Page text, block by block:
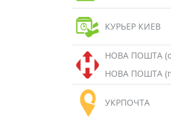
КУРЬЕР КИЕВ
НОВА ПОШТА
НОВА ПОШТА
УКРПОЧТА